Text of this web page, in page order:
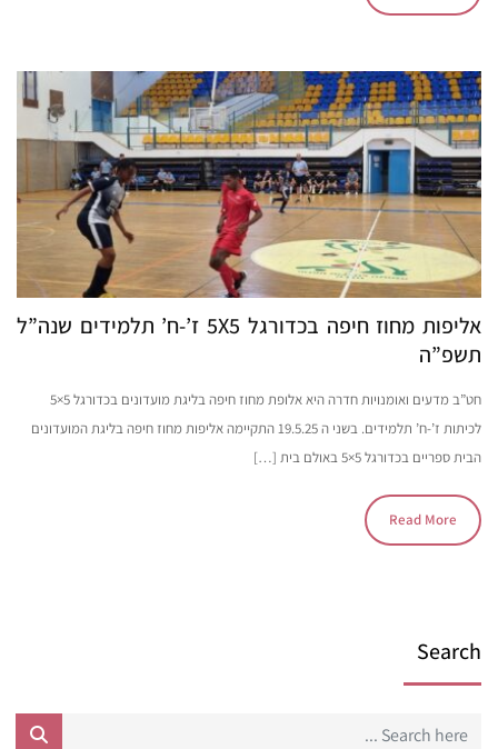
אליפות מחוז חיפה בכדורגל 5X5 ז’-ח’ תלמידים שנה”ל
תשפ”ה
חט”ב מדעים ואומנויות חדרה היא אלופת מחוז חיפה בליגת מועדונים בכדורגל 5×5
לכיתות ז’-ח’ תלמידים. בשני ה 19.5.25 התקיימה אליפות מחוז חיפה בליגת המועדונים
הבית ספריים בכדורגל 5×5 באולם בית […]
Read More
Search